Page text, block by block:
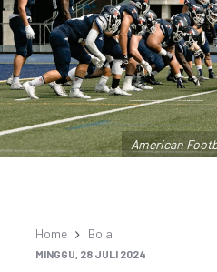
American
Home Bola
MINGGU, 28 JULI 2024